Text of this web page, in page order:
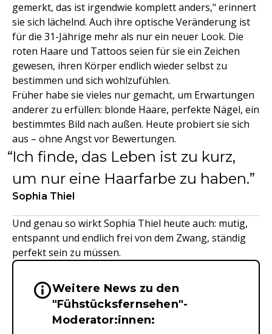
gemerkt, das ist irgendwie komplett anders," erinnert
sie sich lächelnd. Auch ihre optische Veränderung ist
für die 31-Jährige mehr als nur ein neuer Look. Die
roten Haare und Tattoos seien für sie ein Zeichen
gewesen, ihren Körper endlich wieder selbst zu
bestimmen und sich wohlzufühlen.
Früher habe sie vieles nur gemacht, um Erwartungen
anderer zu erfüllen: blonde Haare, perfekte Nägel, ein
bestimmtes Bild nach außen. Heute probiert sie sich
aus – ohne Angst vor Bewertungen.
Ich finde, das Leben ist zu kurz,
um nur eine Haarfarbe zu haben.
Sophia Thiel
Und genau so wirkt Sophia Thiel heute auch: mutig,
entspannt und endlich frei von dem Zwang, ständig
perfekt sein zu müssen.
Wichtige Hinweise &
Weitere News zu den
"Fühstücksfernsehen"-
Moderator:innen: